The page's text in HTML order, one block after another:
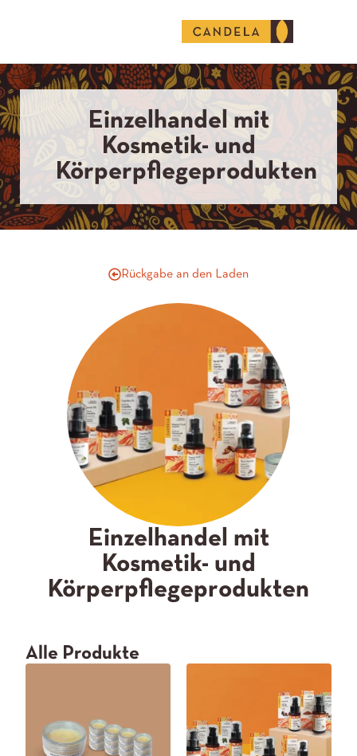
Einzelhandel mit
Kosmetik- und
Körperpflegeprodukten
Rückgabe an den Laden
Einzelhandel mit
Kosmetik- und
Körperpflegeprodukten
Alle Produkte